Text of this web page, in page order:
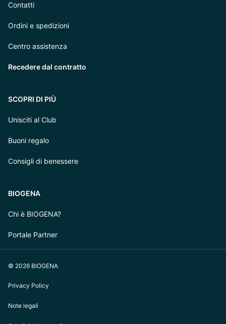
Contatti
Ordini e spedizioni
Centro assistenza
Recedere dal contratto
SCOPRI DI PIÙ
Unisciti al Club
Buoni regalo
Consigli di benessere
BIOGENA
Chi è BIOGENA?
Portale Partner
© 2026 BIOGENA
Privacy Policy
Note legali